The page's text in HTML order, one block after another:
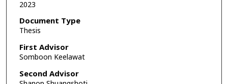
2023
Document Type
Thesis
First Advisor
Somboon Keelawat
Second Advisor